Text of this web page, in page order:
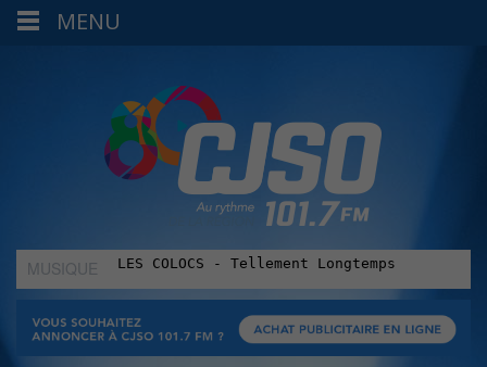
MUSIQUE
:
MENU